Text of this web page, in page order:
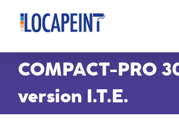
Passer
contenu
COMPACT-PRO
version I.T.E.